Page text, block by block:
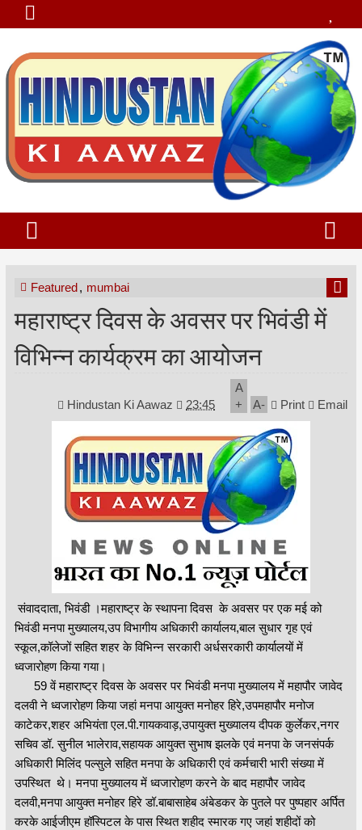
Featured, mumbai
महाराष्ट्र दिवस के अवसर पर भिवंडी में
विभिन्न कार्यक्रम का आयोजन
Hindustan Ki Aawaz 23:45
A
+
A- Print Email
संवाददाता, भिवंडी ।महाराष्ट्र के स्थापना दिवस के अवसर पर एक मई को
भिवंडी मनपा मुख्यालय,उप विभागीय अधिकारी कार्यालय,बाल सुधार गृह एवं
स्कूल,कॉलेजों सहित शहर के विभिन्न सरकारी अर्धसरकारी कार्यालयों में
ध्वजारोहण किया गया।
59 वें महाराष्ट्र दिवस के अवसर पर भिवंडी मनपा मुख्यालय में महापौर जावेद
दलवी ने ध्वजारोहण किया जहां मनपा आयुक्त मनोहर हिरे,उपमहापौर मनोज
काटेकर,शहर अभियंता एल.पी.गायकवाड़,उपायुक्त मुख्यालय दीपक कुर्लेकर,नगर
सचिव डॉ. सुनील भालेराव,सहायक आयुक्त सुभाष झलके एवं मनपा के जनसंपर्क
अधिकारी मिलिंद पल्सुले सहित मनपा के अधिकारी एवं कर्मचारी भारी संख्या में
उपस्थित थे। मनपा मुख्यालय में ध्वजारोहण करने के बाद महापौर जावेद
दलवी,मनपा आयुक्त मनोहर हिरे डॉ.बाबासाहेब अंबेडकर के पुतले पर पुष्पहार अर्पित
करके आईजीएम हॉस्पिटल के पास स्थित शहीद स्मारक गए जहां शहीदों को